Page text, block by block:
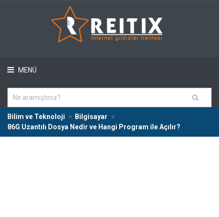
MENÜ
Bilim ve Teknoloji
Bilgisayar
86G Uzantılı Dosya Nedir ve Hangi Program ile Açılır?